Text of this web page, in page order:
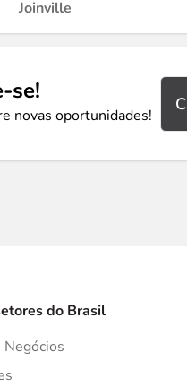
Joinville
se!
novas oportunidades!
do Brasil
Negócios